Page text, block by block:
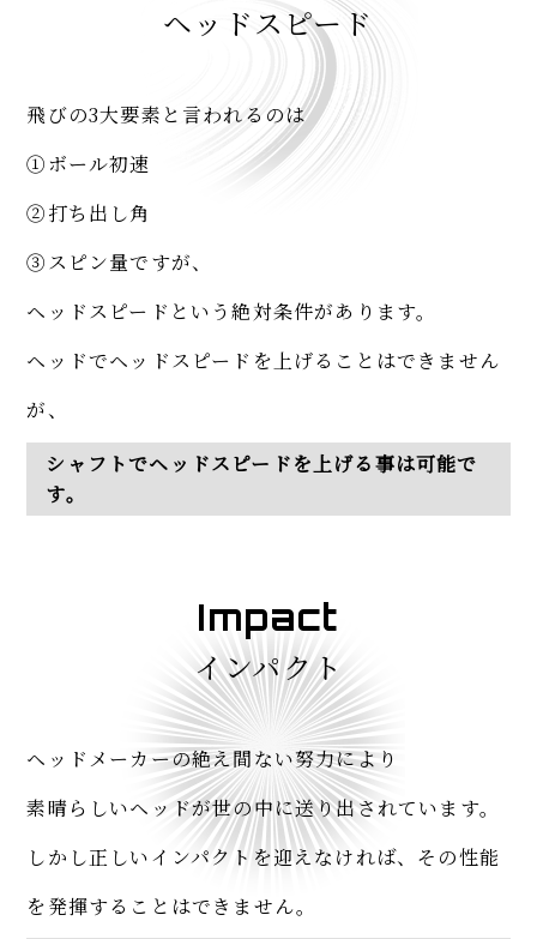
ヘッドスピード
飛びの3大要素と言われるのは
①ボール初速
②打ち出し角
③スピン量ですが、
ヘッドスピードという絶対条件があります。
ヘッドでヘッドスピードを上げることはできません
が、
シャフトでヘッドスピードを上げる事は可能で
す。
Impact
インパクト
ヘッドメーカーの絶え間ない努力により
素晴らしいヘッドが世の中に送り出されています。
しかし正しいインパクトを迎えなければ、 その性能
を発揮することはできません。